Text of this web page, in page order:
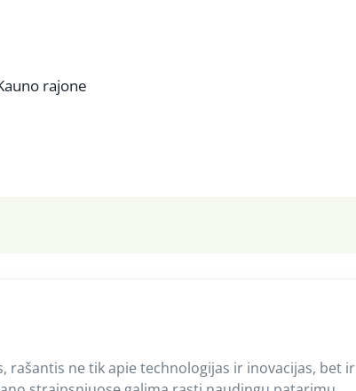
rajone
rašantis ne tik apie technologijas ir inovacijas, bet ir